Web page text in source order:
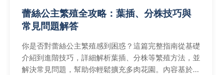
蕾絲公主繁殖全攻略：葉插、分株技巧與
常見問題解答
你是否對蕾絲公主繁殖感到困惑？這篇完整指南從基礎
介紹到進階技巧，詳細解析葉插、分株等繁殖方法，並
解決常見問題，幫助你輕鬆擴充多肉花園。內容基於實